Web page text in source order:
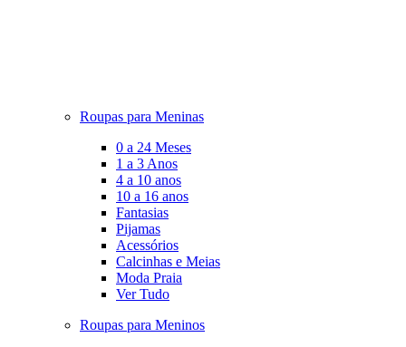
Roupas para Meninas
0 a 24 Meses
1 a 3 Anos
4 a 10 anos
10 a 16 anos
Fantasias
Pijamas
Acessórios
Calcinhas e Meias
Moda Praia
Ver Tudo
Roupas para Meninos